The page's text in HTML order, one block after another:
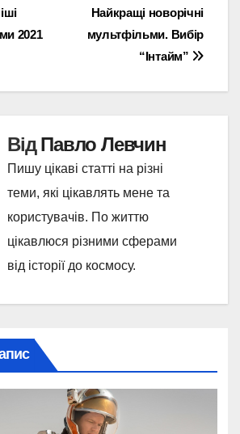
Найкращі новорічні
мультфільми. Вибір
“Інтайм”
2021
ВідПавло Левчин
Пишу цікаві статті на різні
теми, які цікавлять мене та
користувачів. По життю
цікавлюся різними сферами
від історії до космосу.